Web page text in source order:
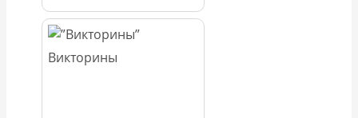
Викторины